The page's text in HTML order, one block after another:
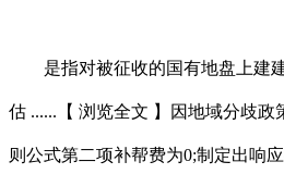
是指对被征收的国有地盘上建
估 ......【 浏览全文 】因地域分歧政
则公式第二项补帮费为0;制定出响